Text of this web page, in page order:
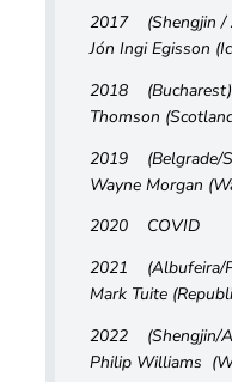
2017 (Shengjin /
Jón Ingi Egisson
2018
Thomson
2019 (Belgrade/
Wayne Morgan
2020 COVID
2021 (Albufeira/
Mark Tuite
2022 (Shengjin/
Philip Williams